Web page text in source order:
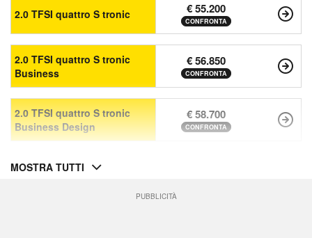
2.0 TFSI quattro S tronic € 55.200
CONFRONTA
2.0 TFSI quattro S tronic
Business
€ 56.850
CONFRONTA
2.0 TFSI quattro S tronic
Business Design
€ 58.700
CONFRONTA
MOSTRA TUTTI
PUBBLICITÀ